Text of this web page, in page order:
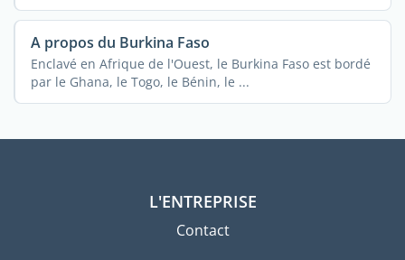
A propos du Burkina Faso
Enclavé en Afrique de l'Ouest, le Burkina Faso est bordé
par le Ghana, le Togo, le Bénin, le ...
L'ENTREPRISE
Contact